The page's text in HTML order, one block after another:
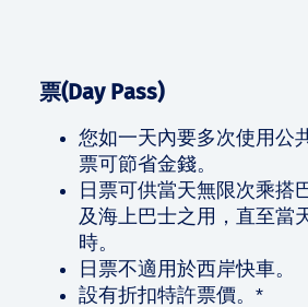
票(Day Pass)
您如一天內要多次使用公
票可節省金錢。
日票可供當天無限次乘搭
及海上巴士之用，直至當
時。
日票不適用於西岸快車。
設有折扣特許票價。*